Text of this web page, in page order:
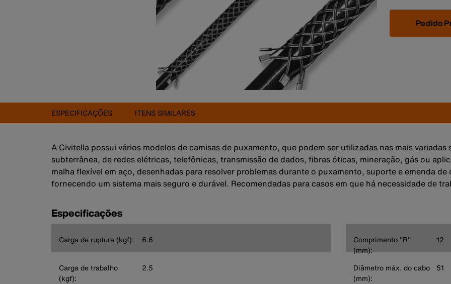
Pedido
ESPECIFICAÇÕES ITENS SIMILARES
A Civitella possui vários modelos de camisas de puxamento, que podem ser utilizadas nas mais
subterrânea, de redes elétricas, telefônicas, transmissão de dados, fibras óticas, mineração, gás ou
malha flexível em aço, desenhadas para resolver problemas durante o puxamento, suporte e emenda
fornecendo um sistema mais seguro e durável. Recomendadas para casos em que há necessidade de
Especificações
Carga de ruptura (kgf): 6.6
Carga de trabalho
(kgf):
2.5
Comprimento ''R''
(mm):
12
Diâmetro máx. do cabo
(mm):
51